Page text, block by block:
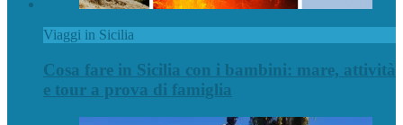
Viaggi in Sicilia
Cosa fare in Sicilia con i bambini: mare, attività
e tour a prova di famiglia